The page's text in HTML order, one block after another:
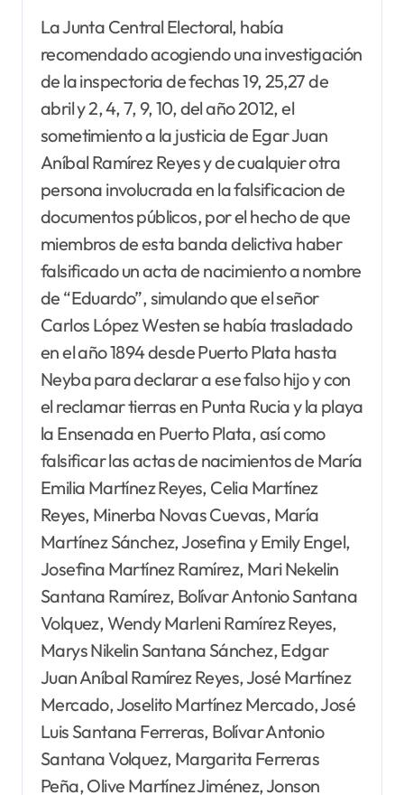
La Junta Central Electoral, había
recomendado acogiendo una investigación
de la inspectoria de fechas 19, 25,27 de
abril y 2, 4, 7, 9, 10, del año 2012, el
sometimiento a la justicia de Egar Juan
Aníbal Ramírez Reyes y de cualquier otra
persona involucrada en la falsificacion de
documentos públicos, por el hecho de que
miembros de esta banda delictiva haber
falsificado un acta de nacimiento a nombre
de “Eduardo”, simulando que el señor
Carlos López Westen se había trasladado
en el año 1894 desde Puerto Plata hasta
Neyba para declarar a ese falso hijo y con
el reclamar tierras en Punta Rucia y la playa
la Ensenada en Puerto Plata, así como
falsificar las actas de nacimientos de María
Emilia Martínez Reyes, Celia Martínez
Reyes, Minerba Novas Cuevas, María
Martínez Sánchez, Josefina y Emily Engel,
Josefina Martínez Ramírez, Mari Nekelin
Santana Ramírez, Bolívar Antonio Santana
Volquez, Wendy Marleni Ramírez Reyes,
Marys Nikelin Santana Sánchez, Edgar
Juan Aníbal Ramírez Reyes, José Martínez
Mercado, Joselito Martínez Mercado, José
Luis Santana Ferreras, Bolívar Antonio
Santana Volquez, Margarita Ferreras
Peña, Olive Martínez Jiménez, Jonson